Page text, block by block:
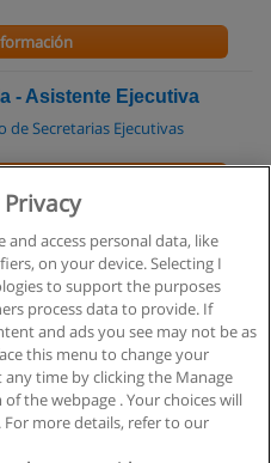
- Asistente Ejecutiva
Secretarias Ejecutivas
Administrativa
de Secretarias Ejecutivas
access personal data, like
on your device. Selecting I
to support the purposes
process data to provide. If
and ads you see may not be as
this menu to change your
time by clicking the Manage
the webpage . Your choices will
more details, refer to our